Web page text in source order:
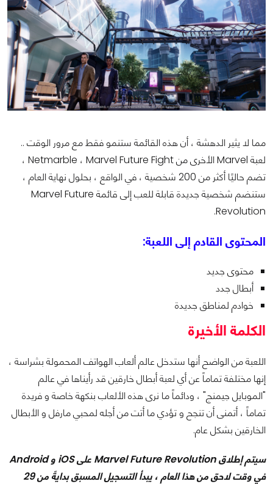
مما لا يثير الدهشة ، أن هذه القائمة ستنمو فقط مع مرور الوقت ..
لعبة Marvel الأخرى من Netmarble ، Marvel Future Fight ،
تضم حاليًا أكثر من 200 شخصية ، في الواقع ، بحلول نهاية العام ،
ستنضم شخصية جديدة قابلة للعب إلى قائمة Marvel Future
Revolution.
المحتوى القادم إلى اللعبة:
محتوى جديد
أبطال جدد
خوادم لمناطق جديدة
الكلمة الأخيرة
اللعبة من الواضح أنها ستدخل عالم ألعاب الهواتف المحمولة بشراسة ،
إنها مختلفة تماماً عن أي لعبة أبطال خارقين قد رأيناها في عالم
"الموبايل جيمنج" ، ودائماً ما نرى هذه الألعاب بنكهة خاصة و فريدة
تماماً ، أتمنى أن تنجح و تؤدي ما أتت من أجله لمحبي مارفل و الأبطال
الخارقين بشكل عام.
سيتم إطلاق Marvel Future Revolution على iOS و Android
في وقت لاحق من هذا العام ، يبدأ التسجيل المسبق بدايةً من 29